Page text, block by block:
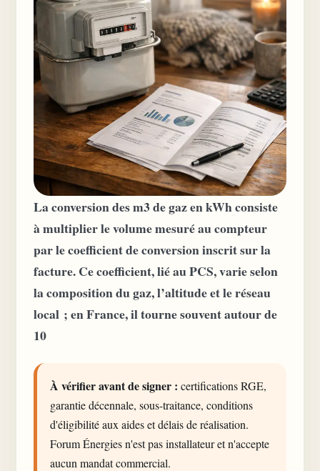
La conversion des m3 de gaz en kWh consiste
à multiplier le volume mesuré au compteur
par le coefficient de conversion inscrit sur la
facture. Ce coefficient, lié au PCS, varie selon
la composition du gaz, l’altitude et le réseau
local ; en France, il tourne souvent autour de
10
À vérifier avant de signer : certifications RGE,
garantie décennale, sous-traitance, conditions
d'éligibilité aux aides et délais de réalisation.
Forum Énergies n'est pas installateur et n'accepte
aucun mandat commercial.